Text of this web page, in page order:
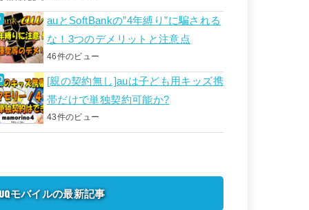
auとSoftBankの”4年縛り”に騙される
な！3つのデメリットと注意点
46件のビュー
[親の契約無し]auは子ども用キッズ携
帯だけで単独契約可能か?
43件のビュー
モバイルの最新記事